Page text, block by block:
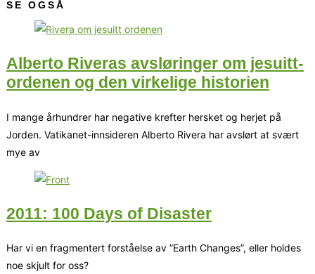
SE OGSÅ
Alberto Riveras avsløringer om jesuitt-
ordenen og den virkelige historien
I mange århundrer har negative krefter hersket og herjet på
Jorden. Vatikanet-innsideren Alberto Rivera har avslørt at svært
mye av
2011: 100 Days of Disaster
Har vi en fragmentert forståelse av ”Earth Changes”, eller holdes
noe skjult for oss?